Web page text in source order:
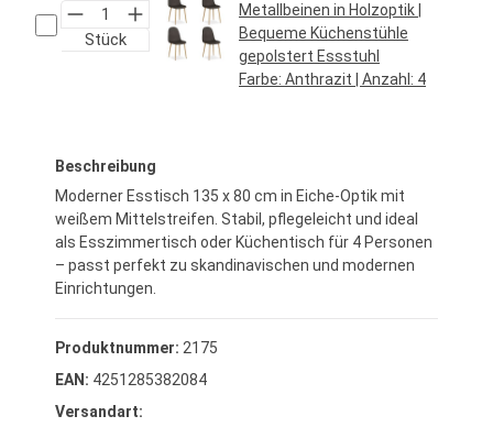
Stück
Metallbeinen in Holzoptik |
Bequeme Küchenstühle
gepolstert Essstuhl
Farbe: Anthrazit | Anzahl: 4
Beschreibung
Moderner Esstisch 135 x 80 cm in Eiche-Optik mit
weißem Mittelstreifen. Stabil, pflegeleicht und ideal
als Esszimmertisch oder Küchentisch für 4 Personen
– passt perfekt zu skandinavischen und modernen
Einrichtungen.
Produktnummer: 2175
EAN: 4251285382084
Versandart: